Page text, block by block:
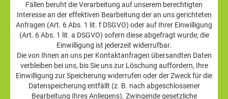
Fällen beruht die Verarbeitung auf unserem berechtigten
Interesse an der effektiven Bearbeitung der an uns gerichteten
Anfragen (Art. 6 Abs. 1 lit. f DSGVO) oder auf Ihrer Einwilligung
(Art. 6 Abs. 1 lit. a DSGVO) sofern diese abgefragt wurde; die
Einwilligung ist jederzeit widerrufbar.
Die von Ihnen an uns per Kontaktanfragen übersandten Daten
verbleiben bei uns, bis Sie uns zur Löschung auffordern, Ihre
Einwilligung zur Speicherung widerrufen oder der Zweck für die
Datenspeicherung entfällt (z. B. nach abgeschlossener
Bearbeitung Ihres Anliegens). Zwingende gesetzliche